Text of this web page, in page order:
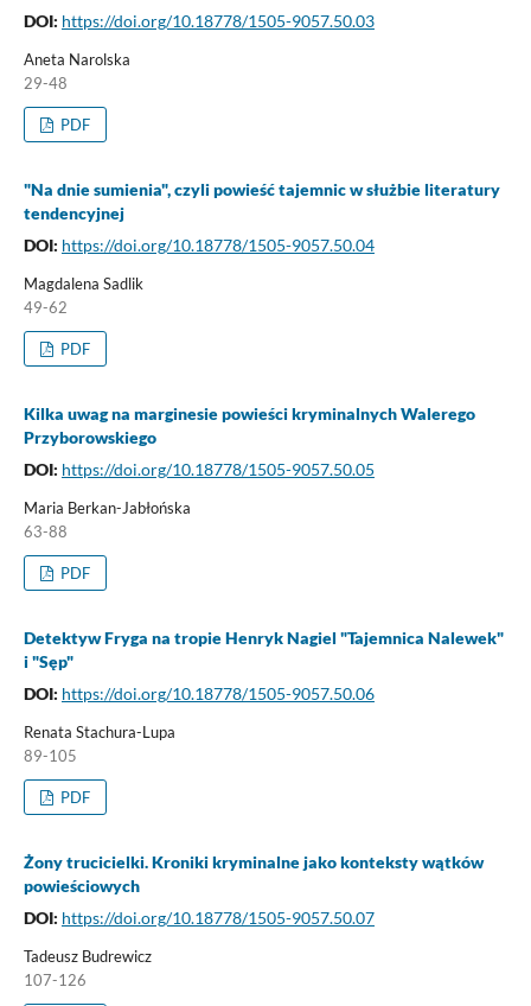
DOI: https://doi.org/10.18778/1505-9057.50.03
Aneta Narolska
29-48
PDF
"Na dnie sumienia", czyli powieść tajemnic w służbie literatury
tendencyjnej
DOI: https://doi.org/10.18778/1505-9057.50.04
Magdalena Sadlik
49-62
PDF
Kilka uwag na marginesie powieści kryminalnych Walerego
Przyborowskiego
DOI: https://doi.org/10.18778/1505-9057.50.05
Maria Berkan-Jabłońska
63-88
PDF
Detektyw Fryga na tropie Henryk Nagiel "Tajemnica Nalewek"
i "Sęp"
DOI: https://doi.org/10.18778/1505-9057.50.06
Renata Stachura-Lupa
89-105
PDF
Żony trucicielki. Kroniki kryminalne jako konteksty wątków
powieściowych
DOI: https://doi.org/10.18778/1505-9057.50.07
Tadeusz Budrewicz
107-126